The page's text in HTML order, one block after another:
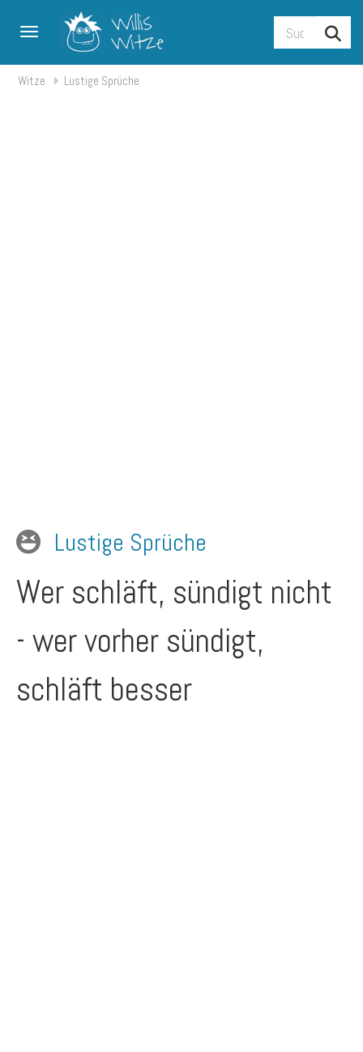
Toggle navigation
Witze Lustige Sprüche
Lustige Sprüche
Wer schläft, sündigt nicht
- wer vorher sündigt,
schläft besser